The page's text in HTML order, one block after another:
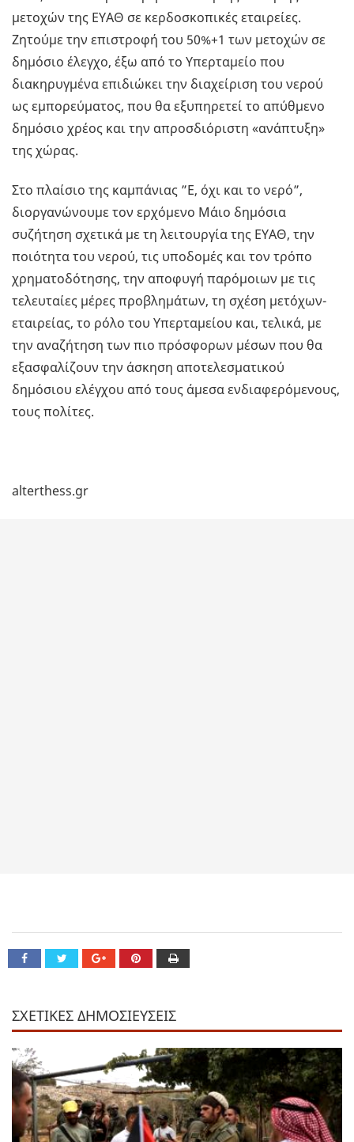
μετοχών της ΕΥΑΘ σε κερδοσκοπικές εταιρείες.
Ζητούμε την επιστροφή του 50%+1 των μετοχών σε
δημόσιο έλεγχο, έξω από το Υπερταμείο που
διακηρυγμένα επιδιώκει την διαχείριση του νερού
ως εμπορεύματος, που θα εξυπηρετεί το απύθμενο
δημόσιο χρέος και την απροσδιόριστη «ανάπτυξη»
της χώρας.
Στο πλαίσιο της καμπάνιας ”Ε, όχι και το νερό”,
διοργανώνουμε τον ερχόμενο Μάιο δημόσια
συζήτηση σχετικά με τη λειτουργία της ΕΥΑΘ, την
ποιότητα του νερού, τις υποδομές και τον τρόπο
χρηματοδότησης, την αποφυγή παρόμοιων με τις
τελευταίες μέρες προβλημάτων, τη σχέση μετόχων-
εταιρείας, το ρόλο του Υπερταμείου και, τελικά, με
την αναζήτηση των πιο πρόσφορων μέσων που θα
εξασφαλίζουν την άσκηση αποτελεσματικού
δημόσιου ελέγχου από τους άμεσα ενδιαφερόμενους,
τους πολίτες.
alterthess.gr
ΣΧΕΤΙΚΕΣ ΔΗΜΟΣΙΕΥΣΕΙΣ